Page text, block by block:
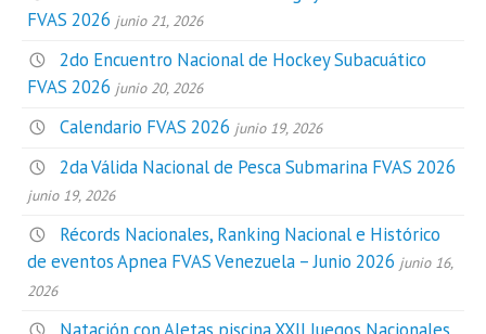
FVAS 2026 junio 21, 2026
2do Encuentro Nacional de Hockey Subacuático
FVAS 2026 junio 20, 2026
Calendario FVAS 2026 junio 19, 2026
2da Válida Nacional de Pesca Submarina FVAS 2026
junio 19, 2026
Récords Nacionales, Ranking Nacional e Histórico
de eventos Apnea FVAS Venezuela – Junio 2026 junio 16,
2026